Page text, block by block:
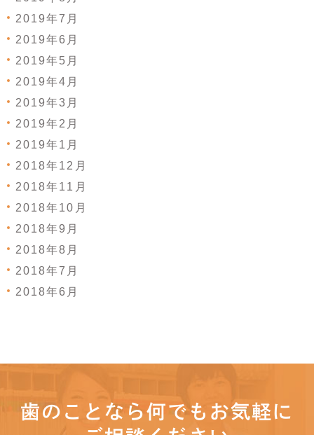
2019年7月
2019年6月
2019年5月
2019年4月
2019年3月
2019年2月
2019年1月
2018年12月
2018年11月
2018年10月
2018年9月
2018年8月
2018年7月
2018年6月
歯のことなら何でもお気軽に